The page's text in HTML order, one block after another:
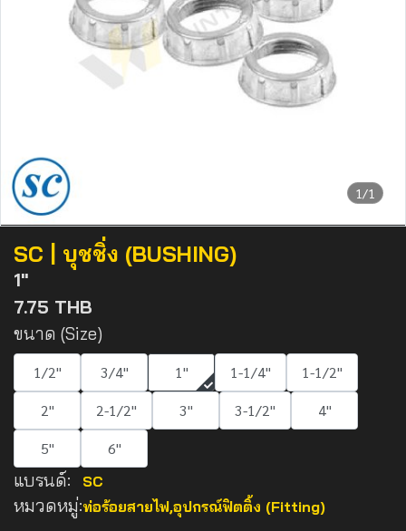
1/1
SC | บุชชิ่ง (BUSHING)
1"
7.75 THB
ขนาด (Size)
1/2" 3/4" 1" 1-1/4"
1-1/2"
2"
2-1/2" 3" 3-1/2"
4"
5"
6"
แบรนด์: SC
หมวดหมู่:ท่อร้อยสายไฟ,อุปกรณ์ฟิตติ้ง (Fitting)